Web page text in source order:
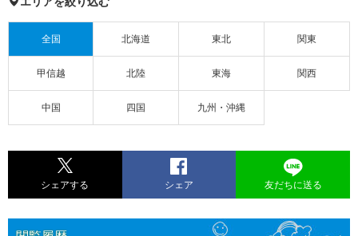
全国 北海道 東北 関東
甲信越 北陸 東海 関西
中国 四国 九州・沖縄
シェアする シェア 友だちに送る